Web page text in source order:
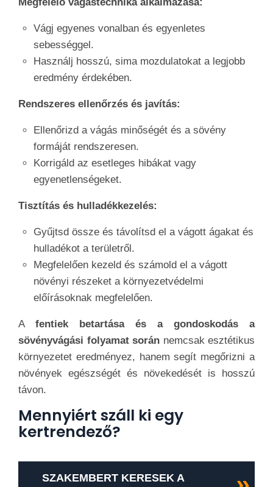
Vágj egyenes vonalban és egyenletes
sebességgel.
Használj hosszú, sima mozdulatokat a legjobb
eredmény érdekében.
Rendszeres ellenőrzés és javítás:
Ellenőrizd a vágás minőségét és a sövény
formáját rendszeresen.
Korrigáld az esetleges hibákat vagy
egyenetlenségeket.
Tisztítás és hulladékkezelés:
Gyűjtsd össze és távolítsd el a vágott ágakat és
hulladékot a területről.
Megfelelően kezeld és számold el a vágott
növényi részeket a környezetvédelmi
előírásoknak megfelelően.
A fentiek betartása és a gondoskodás a
sövényvágási folyamat során nemcsak esztétikus
környezetet eredményez, hanem segít megőrizni a
növények egészségét és növekedését is hosszú
távon.
Mennyiért száll ki egy
kertrendező?
SZAKEMBERT KERESEK A